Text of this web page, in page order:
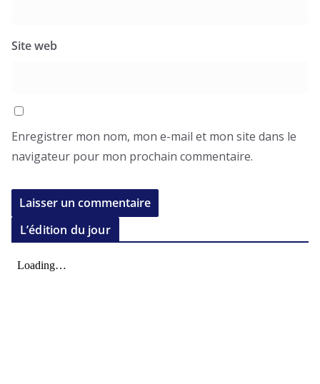
Site web
Enregistrer mon nom, mon e-mail et mon site dans le
navigateur pour mon prochain commentaire.
L’édition du jour